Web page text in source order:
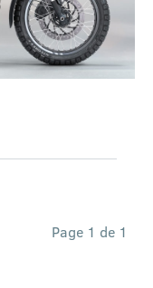
Page 1 de 1